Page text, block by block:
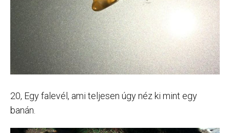
20, Egy falevél, ami teljesen úgy néz ki mint egy
banán.